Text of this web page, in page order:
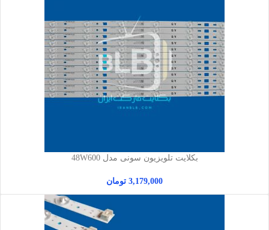
بکلایت تلویزیون سونی مدل 48W600
3,179,000 تومان